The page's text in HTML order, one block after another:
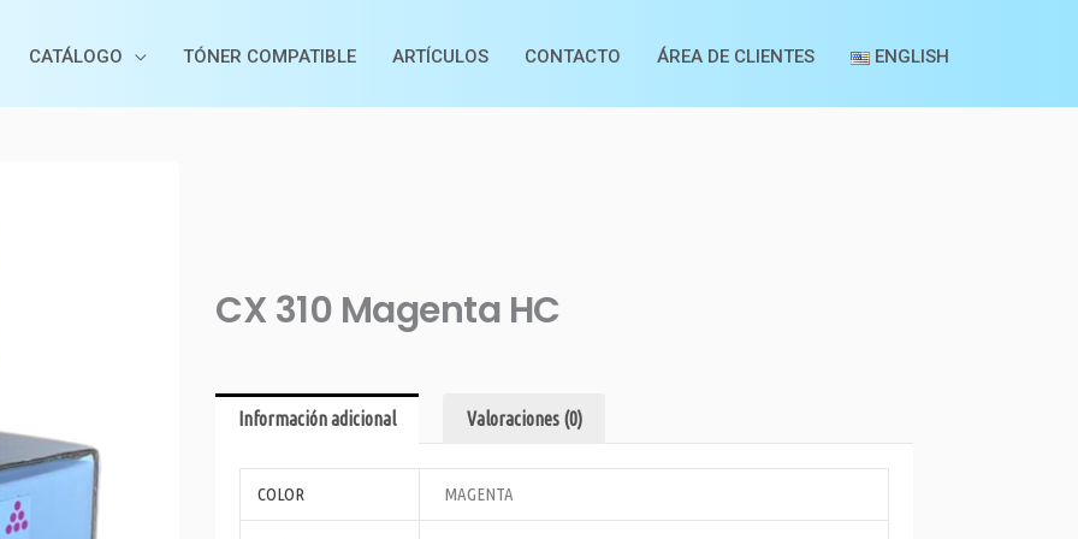
CATÁLOGO TÓNER COMPATIBLE ARTÍCULOS CONTACTO ÁREA DE CLIENTES ENGLISH
CX 310 Magenta HC
Información adicional Valoraciones (0)
COLOR MAGENTA